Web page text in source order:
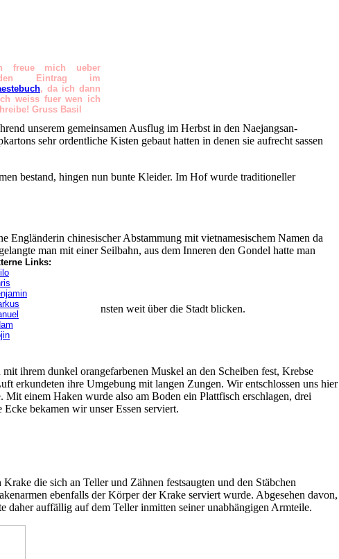
unserem gemeinsamen Ausflug im Herbst in den Naejangsan-
sehr ordentliche Kisten gebaut hatten in denen sie aufrecht sassen
bestand, hingen nun bunte Kleider. Im Hof wurde traditioneller
chinesischer Abstammung mit vietnamesischem Namen da
man mit einer Seilbahn, aus dem Inneren den Gondel hatte man
sehen uns ansonsten weit über die Stadt blicken.
ihrem dunkel orangefarbenen Muskel an den Scheiben fest, Krebse
erkundeten ihre Umgebung mit langen Zungen. Wir entschlossen uns hier
einem Haken wurde also am Boden ein Plattfisch erschlagen, drei
bekamen wir unser Essen serviert.
die sich an Teller und Zähnen festsaugten und den Stäbchen
ebenfalls der Körper der Krake serviert wurde. Abgesehen davon,
daher auffällig auf dem Teller inmitten seiner unabhängigen Armteile.
freue mich ueber
Eintrag im
, da ich dann
weiss fuer wen ich
Gruss Basil
Links: